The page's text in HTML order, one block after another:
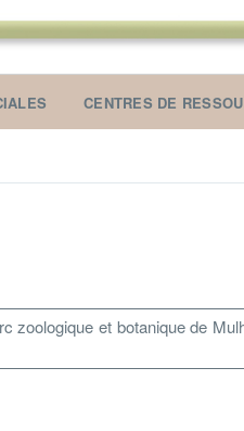
CENTRES DE
zoologique et botanique de